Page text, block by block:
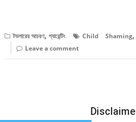
টডলারের আচরণ,প্যারেন্টিং Child Shaming
Leave a comment